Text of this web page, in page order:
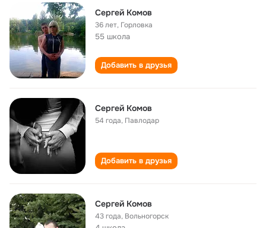
Сергей Комов
36 лет, Горловка
55 школа
Добавить в друзья
Сергей Комов
54 года, Павлодар
Добавить в друзья
Сергей Комов
43 года, Вольногорск